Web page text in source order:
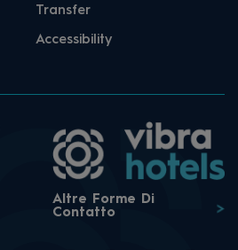
Transfer
Accessibility
Altre Forme Di
Contatto